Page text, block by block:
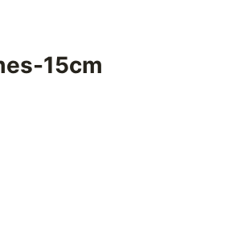
15cm